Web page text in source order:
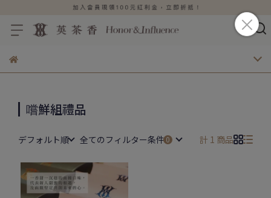
嚐鮮組禮品
デフォルト順 全てのフィルター条件 計 1 商品